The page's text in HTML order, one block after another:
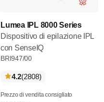
Lumea IPL 8000 Series
Dispositivo di epilazione IPL
con SenseIQ
BRI947/00
4.2(2808recensioni
)
Prezzo di vendita consigliato